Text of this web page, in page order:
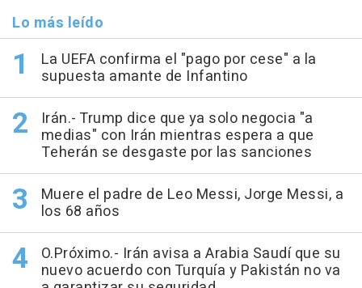
Lo más leído
La UEFA confirma el "pago por cese" a la
supuesta amante de Infantino
Irán.- Trump dice que ya solo negocia "a
medias" con Irán mientras espera a que
Teherán se desgaste por las sanciones
Muere el padre de Leo Messi, Jorge Messi, a
los 68 años
O.Próximo.- Irán avisa a Arabia Saudí que su
nuevo acuerdo con Turquía y Pakistán no va